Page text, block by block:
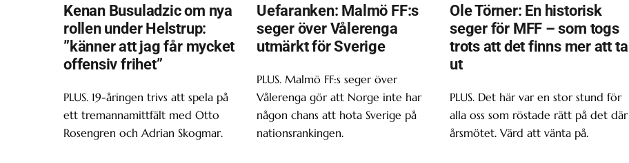
Kenan Busuladzic om nya
rollen under Helstrup:
”känner att jag får mycket
offensiv frihet”
PLUS. 19-åringen trivs att spela på
ett tremannamittfält med Otto
Rosengren och Adrian Skogmar.
Uefaranken: Malmö FF:s
seger över Vålerenga
utmärkt för Sverige
PLUS. Malmö FF:s seger över
Vålerenga gör att Norge inte har
någon chans att hota Sverige på
nationsrankingen.
Ole Törner: En historisk
seger för MFF – som togs
trots att det finns mer att ta
ut
PLUS. Det här var en stor stund för
alla oss som röstade rätt på det där
årsmötet. Värd att vänta på.